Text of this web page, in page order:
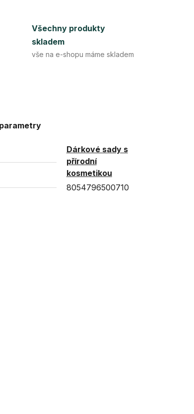
Všechny produkty
skladem
vše na e-shopu máme skladem
Dárkové sady s
přírodní
kosmetikou
8054796500710